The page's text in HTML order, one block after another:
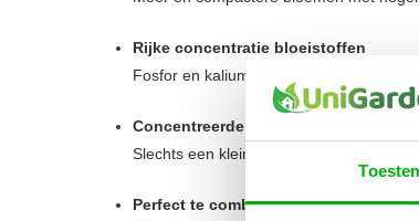
Rijke concentratie bloeistoffen
Fosfor en kalium in de juiste verhouding
Concentreerde formule, zuinig in
Slechts een kleine hoeveelheid nodig
Perfect te combineren met Hy-Pro